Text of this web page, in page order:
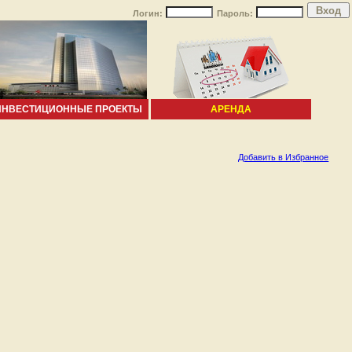
Логин: Пароль:
ПРОЕКТЫ АРЕНДА
Добавить в Избранное